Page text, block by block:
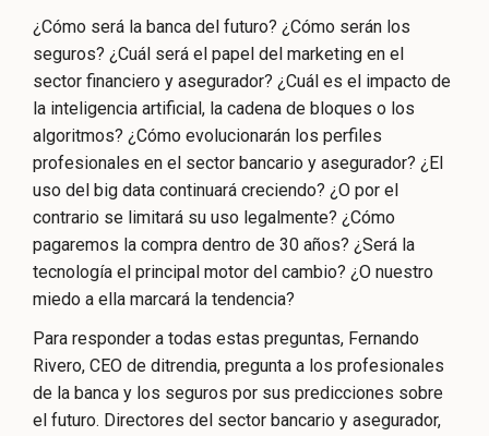
¿Cómo será la banca del futuro? ¿Cómo serán los
seguros? ¿Cuál será el papel del marketing en el
sector financiero y asegurador? ¿Cuál es el impacto de
la inteligencia artificial, la cadena de bloques o los
algoritmos? ¿Cómo evolucionarán los perfiles
profesionales en el sector bancario y asegurador? ¿El
uso del big data continuará creciendo? ¿O por el
contrario se limitará su uso legalmente? ¿Cómo
pagaremos la compra dentro de 30 años? ¿Será la
tecnología el principal motor del cambio? ¿O nuestro
miedo a ella marcará la tendencia?
Para responder a todas estas preguntas, Fernando
Rivero, CEO de ditrendia, pregunta a los profesionales
de la banca y los seguros por sus predicciones sobre
el futuro. Directores del sector bancario y asegurador,